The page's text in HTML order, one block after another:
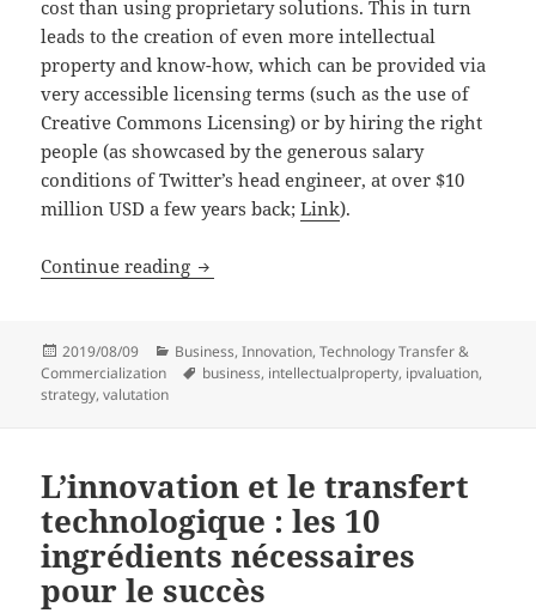
cost than using proprietary solutions. This in turn
leads to the creation of even more intellectual
property and know-how, which can be provided via
very accessible licensing terms (such as the use of
Creative Commons Licensing) or by hiring the right
people (as showcased by the generous salary
conditions of Twitter’s head engineer, at over $10
million USD a few years back;Link).
Continue reading The Value of Intellectual Property
Posted
on
2019/08/09 Categories
Business,Innovation,Technology Transfer &
Commercialization
Tags
business, intellectualproperty, ipvaluation,
strategy,valutation
L’innovation et le transfert
technologique : les 10
ingrédients nécessaires
pour le succès